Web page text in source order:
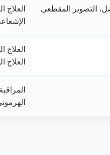
التصوير المقطعي
العلاج
العلاج
العلاج